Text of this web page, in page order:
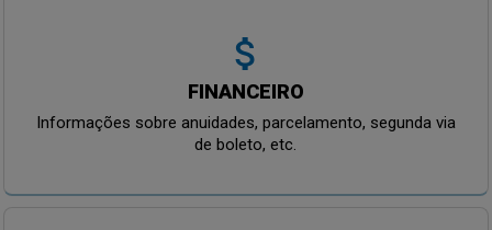
attach_money
FINANCEIRO
Informações sobre anuidades, parcelamento, segunda via
de boleto, etc.